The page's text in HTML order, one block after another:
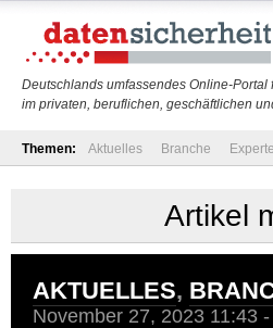
Deutschlands umfassendes Online-
im privaten, beruflichen, geschäftlichen
Themen: Aktuelles Branche
Artikel
AKTUELLES,
November 27, 2023 11:43 -